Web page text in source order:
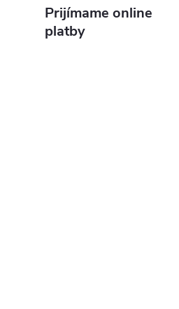
Prijímame online
platby